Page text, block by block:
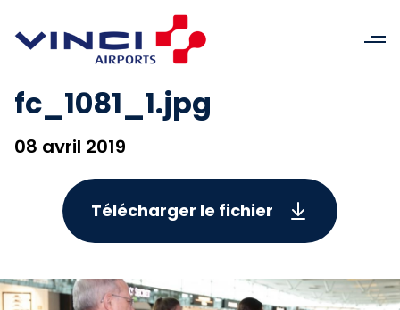
fc_1081_1.jpg
08 avril 2019
Télécharger le fichier